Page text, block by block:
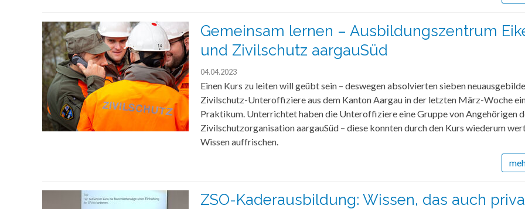
Gemeinsam lernen – Ausbildungszentrum
und Zivilschutz aargauSüd
04.04.2023
Einen Kurs zu leiten will geübt sein – deswegen absolvierten sieben
Zivilschutz-Unteroffiziere aus dem Kanton Aargau in der letzten März-Woche
Praktikum. Unterrichtet haben die Unteroffiziere eine Gruppe von Angehörigen
Zivilschutzorganisation aargauSüd – diese konnten durch den Kurs wiederum
Wissen auffrischen.
ZSO-Kaderausbildung: Wissen, das auch